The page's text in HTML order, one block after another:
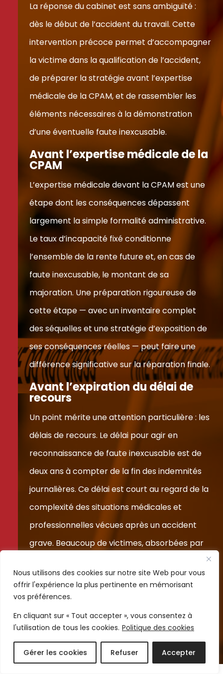
Nous utilisons des cookies sur notre site Web pour vous
offrir l'expérience la plus pertinente en mémorisant
vos préférences.
En cliquant sur « Tout accepter », vous consentez à
l'utilisation de tous les cookies. Politique des cookies
Gérer les cookies Refuser Accepter
La réponse du cabinet est sans ambiguïté :
dès le début de l’accident du travail. Cette
intervention précoce permet d’accompagner
la victime dans la qualification de l’accident,
de préparer la stratégie avant l’expertise
médicale de la CPAM, et de rassembler les
éléments nécessaires à la démonstration
d’une éventuelle faute inexcusable.
Avant l’expertise médicale de la
CPAM
L’expertise médicale devant la CPAM est une
étape dont les conséquences dépassent
largement la simple formalité administrative.
Le taux d’incapacité fixé conditionne
l’ensemble de la rente future et, en cas de
faute inexcusable, le montant de sa
majoration. Une préparation rigoureuse de
cette étape — avec un inventaire complet
des séquelles et une stratégie d’exposition de
ses conséquences réelles — peut faire une
différence significative sur la réparation finale.
Avant l’expiration du délai de
recours
Un point mérite une attention particulière : les
délais de recours. Le délai pour agir en
reconnaissance de faute inexcusable est de
deux ans à compter de la fin des indemnités
journalières. Ce délai est court au regard de la
complexité des situations médicales et
professionnelles vécues après un accident
grave. Beaucoup de victimes, absorbées par
quotidiennes, ne prennent pas connaissance
de ce recours à temps. Lorsque le délai est
expiré, l’action devient irrecevable.